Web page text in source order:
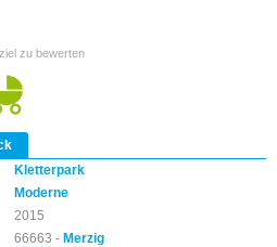
zu bewerten
Kletterpark
Moderne
2015
66663 -Merzig